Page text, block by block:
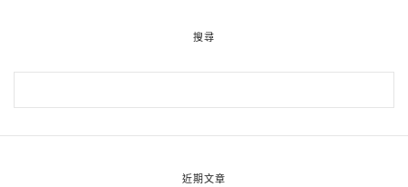
搜尋
近期文章